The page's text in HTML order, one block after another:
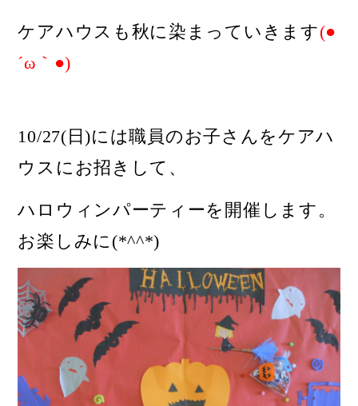
ケアハウスも秋に染まっていきます(●
´ω｀●)
10/27(日)には職員のお子さんをケアハ
ウスにお招きして、
ハロウィンパーティーを開催します。
お楽しみに(*^^*)